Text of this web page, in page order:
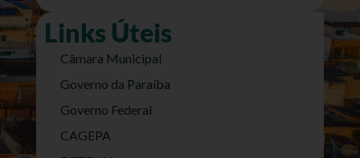
Links Úteis
Câmara Municipal
Governo da Paraíba
Governo Federal
CAGEPA